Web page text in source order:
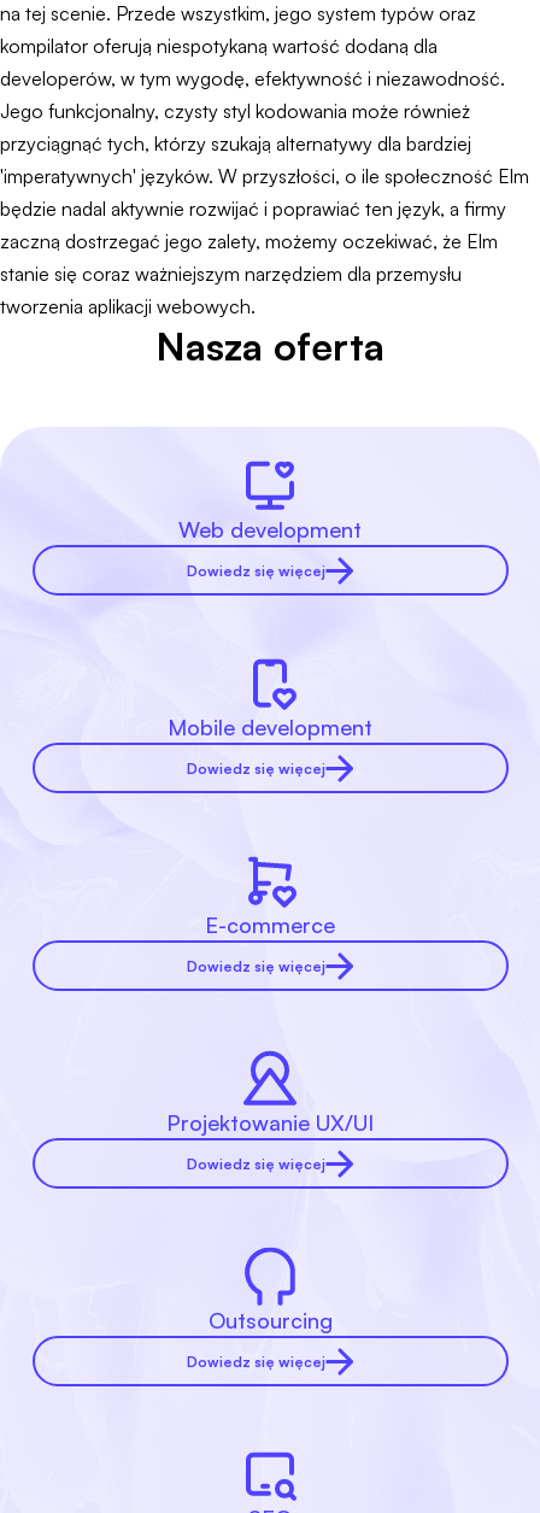
na tej scenie. Przede wszystkim, jego system typów oraz
kompilator oferują niespotykaną wartość dodaną dla
developerów, w tym wygodę, efektywność i niezawodność.
Jego funkcjonalny, czysty styl kodowania może również
przyciągnąć tych, którzy szukają alternatywy dla bardziej
'imperatywnych' języków. W przyszłości, o ile społeczność Elm
będzie nadal aktywnie rozwijać i poprawiać ten język, a firmy
zaczną dostrzegać jego zalety, możemy oczekiwać, że Elm
stanie się coraz ważniejszym narzędziem dla przemysłu
tworzenia aplikacji webowych.
Nasza oferta
Web development
Dowiedz się więcej
Mobile development
Dowiedz się więcej
E-commerce
Dowiedz się więcej
Projektowanie UX/UI
Dowiedz się więcej
Outsourcing
Dowiedz się więcej